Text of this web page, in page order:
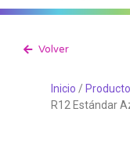
Volver
Inicio /
R12 Estándar